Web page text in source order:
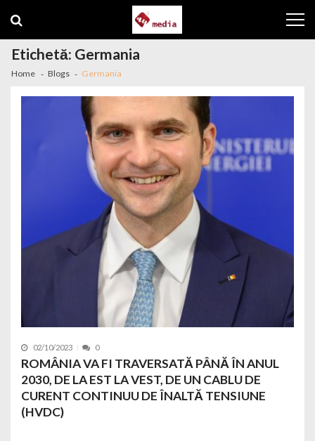
Etichetă: Germania
Home Blogs Germania
02/10/2023 0
ROMÂNIA VA FI TRAVERSATĂ PÂNĂ ÎN ANUL
2030, DE LA EST LA VEST, DE UN CABLU DE
CURENT CONTINUU DE ÎNALTĂ TENSIUNE
(HVDC)